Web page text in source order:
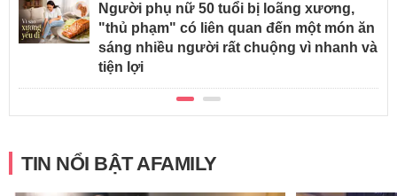
Người phụ nữ 50 tuổi bị loãng xương,
"thủ phạm" có liên quan đến một món ăn
sáng nhiều người rất chuộng vì nhanh và
tiện lợi
TIN NỔI BẬT AFAMILY